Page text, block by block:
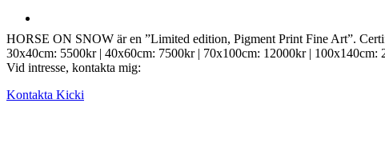
HORSE ON SNOW är en ”Limited edition, Pigment Print Fine Art”.
30x40cm: 5500kr | 40x60cm: 7500kr | 70x100cm: 12000kr | 100x140cm:
Vid intresse, kontakta mig:
Kontakta Kicki